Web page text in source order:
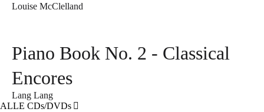
Louise McClelland
Piano Book No. 2 - Classical
Encores
Lang Lang
ALLE CDs/DVDs